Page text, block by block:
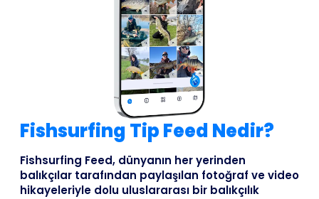
Fishsurfing Tip Feed Nedir?
Fishsurfing Feed, dünyanın her yerinden
balıkçılar tarafından paylaşılan fotoğraf ve video
hikayeleriyle dolu uluslararası bir balıkçılık